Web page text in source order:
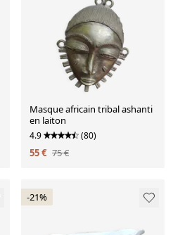
Masque africain tribal ashanti
en laiton
4.9 (80)
55 € 75 €
-21%